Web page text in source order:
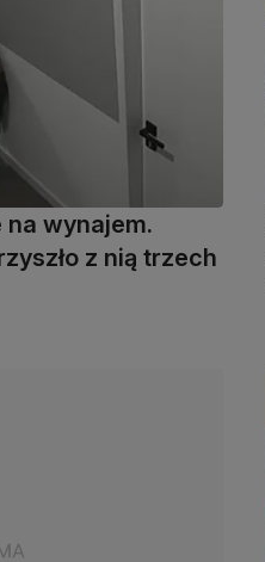
na wynajem.
z nią trzech